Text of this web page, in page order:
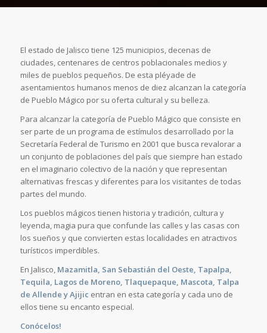
El estado de Jalisco tiene 125 municipios, decenas de
ciudades, centenares de centros poblacionales medios y
miles de pueblos pequeños. De esta pléyade de
asentamientos humanos menos de diez alcanzan la categoría
de Pueblo Mágico por su oferta cultural y su belleza.
Para alcanzar la categoría de Pueblo Mágico que consiste en
ser parte de un programa de estímulos desarrollado por la
Secretaría Federal de Turismo en 2001 que busca revalorar a
un conjunto de poblaciones del país que siempre han estado
en el imaginario colectivo de la nación y que representan
alternativas frescas y diferentes para los visitantes de todas
partes del mundo.
Los pueblos mágicos tienen historia y tradición, cultura y
leyenda, magia pura que confunde las calles y las casas con
los sueños y que convierten estas localidades en atractivos
turísticos imperdibles.
En Jalisco, Mazamitla, San Sebastián del Oeste, Tapalpa,
Tequila, Lagos de Moreno, Tlaquepaque, Mascota, Talpa
de Allende y Ajijic entran en esta categoría y cada uno de
ellos tiene su encanto especial.
Conócelos!